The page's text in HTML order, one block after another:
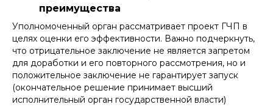
преимущества
Уполномоченный орган рассматривает проект ГЧП в
целях оценки его эффективности. Важно подчеркнуть,
что отрицательное заключение не является запретом
для доработки и его повторного рассмотрения, но и
положительное заключение не гарантирует запуск
(окончательное решение принимает высший
исполнительный орган государственной власти)